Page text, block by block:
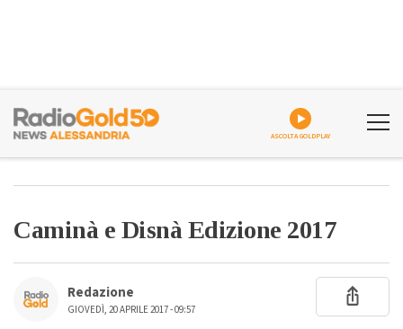
ASCOLTA GOLDPLAY
Caminà e Disnà Edizione 2017
Redazione
GIOVEDÌ, 20 APRILE 2017 - 09:57